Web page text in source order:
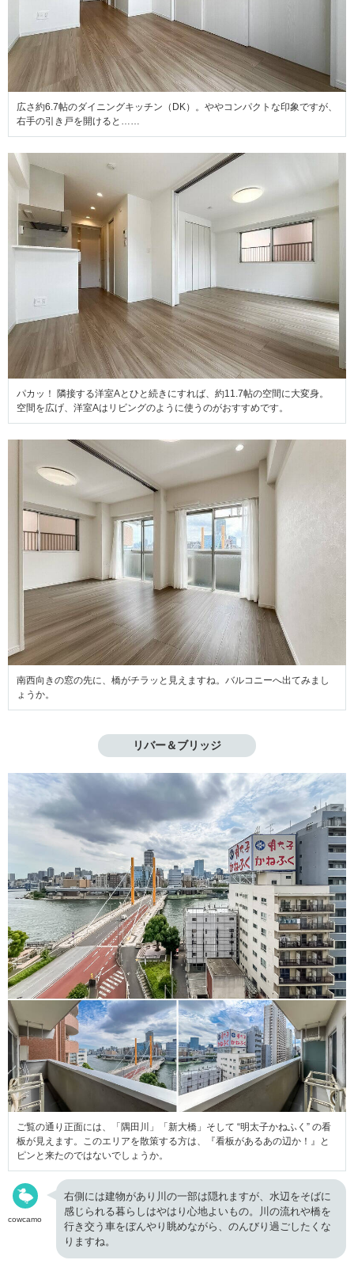
広さ約6.7帖のダイニングキッチン（DK）。ややコンパクトな印象ですが、
右手の引き戸を開けると……
パカッ！ 隣接する洋室Aとひと続きにすれば、約11.7帖の空間に大変身。
空間を広げ、洋室Aはリビングのように使うのがおすすめです。
南西向きの窓の先に、橋がチラッと見えますね。バルコニーへ出てみまし
ょうか。
リバー＆ブリッジ
ご覧の通り正面には、「隅田川」「新大橋」そして “明太子かねふく” の看
板が見えます。このエリアを散策する方は、『看板があるあの辺か！』と
ピンと来たのではないでしょうか。
cowcamo
右側には建物があり川の一部は隠れますが、水辺をそばに
感じられる暮らしはやはり心地よいもの。川の流れや橋を
行き交う車をぼんやり眺めながら、のんびり過ごしたくな
りますね。